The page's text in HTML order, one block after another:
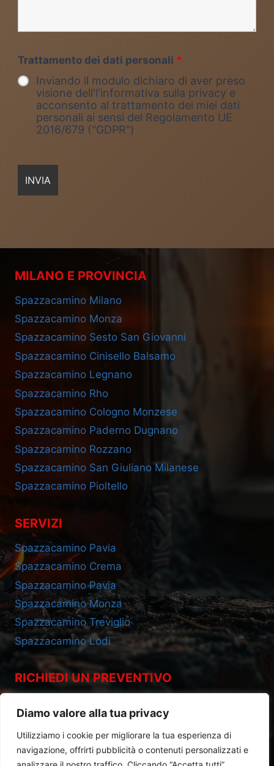
Diamo valore alla tua privacy
Utilizziamo i cookie per migliorare la tua esperienza di
navigazione, offrirti pubblicità o contenuti personalizzati e
Trattamento dei dati personali *
Inviando il modulo dichiaro di aver preso
visione dell'l'informativa sulla privacy e
acconsento al trattamento dei miei dati
personali ai sensi del Regolamento UE
2016/679 ("GDPR")
MILANO E PROVINCIA
Spazzacamino Milano
Spazzacamino Monza
Spazzacamino Sesto San Giovanni
Spazzacamino Cinisello Balsamo
Spazzacamino Legnano
Spazzacamino Rho
Spazzacamino Cologno Monzese
Spazzacamino Paderno Dugnano
Spazzacamino Rozzano
Spazzacamino San Giuliano Milanese
Spazzacamino Pioltello
SERVIZI
Spazzacamino Pavia
Spazzacamino Crema
Spazzacamino Pavia
Spazzacamino Monza
Spazzacamino Treviglio
Spazzacamino Lodi
RICHIEDI UN PREVENTIVO
Cell 393.2685695